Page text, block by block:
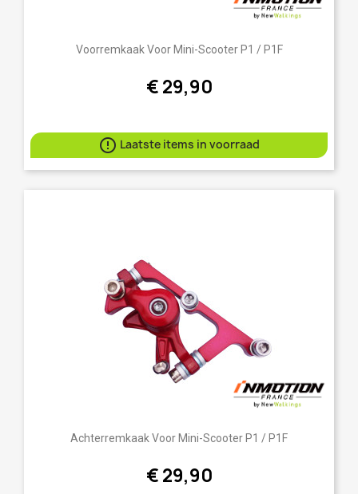
Voorremkaak Voor Mini-Scooter P1 / P1F
€ 29,90
 Laatste items in voorraad
Achterremkaak Voor Mini-Scooter P1 / P1F
€ 29,90